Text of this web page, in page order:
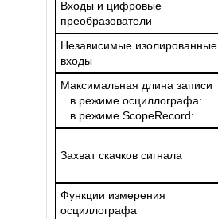
Входы и цифровые
преобразователи
Независимые изолированные
входы
Максимальная длина записи
...в режиме осциллографа:
...в режиме ScopeRecord:
Захват скачков сигнала
Функции измерения
осциллографа